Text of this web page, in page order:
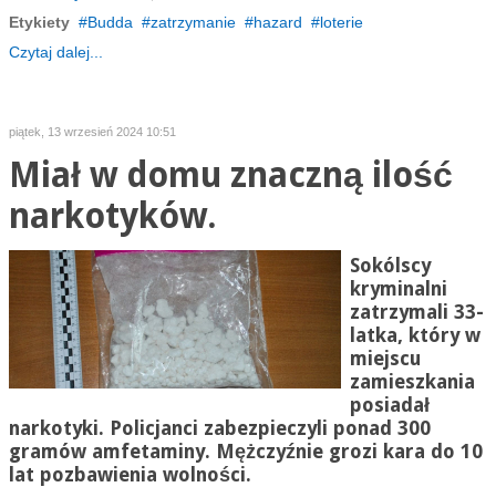
Etykiety
Budda zatrzymanie hazard
loterie
Czytaj dalej...
piątek, 13 wrzesień 2024 10:51
Miał w domu znaczną ilość
narkotyków.
Sokólscy
kryminalni
zatrzymali 33-
latka, który w
miejscu
zamieszkania
posiadał
narkotyki. Policjanci zabezpieczyli ponad 300
gramów amfetaminy. Mężczyźnie grozi kara do 10
lat pozbawienia wolności.